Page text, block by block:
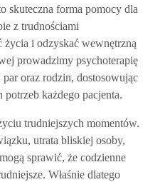
skuteczna forma pomocy dla
z trudnościami
i odzyskać wewnętrzną
prowadzimy psychoterapię
par oraz rodzin, dostosowując
każdego pacjenta.
trudniejszych momentów.
utrata bliskiej osoby,
sprawić, że codzienne
Właśnie dlatego